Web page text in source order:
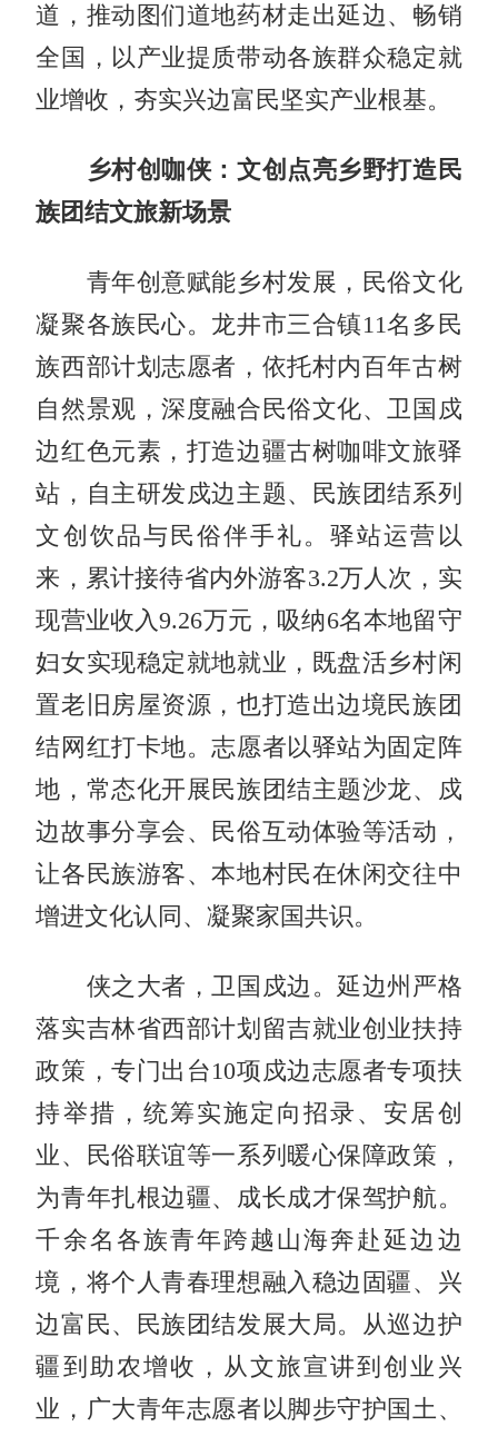
道，推动图们道地药材走出延边、畅销
全国，以产业提质带动各族群众稳定就
业增收，夯实兴边富民坚实产业根基。
乡村创咖侠：文创点亮乡野打造民
族团结文旅新场景
青年创意赋能乡村发展，民俗文化
凝聚各族民心。龙井市三合镇11名多民
族西部计划志愿者，依托村内百年古树
自然景观，深度融合民俗文化、卫国戍
边红色元素，打造边疆古树咖啡文旅驿
站，自主研发戍边主题、民族团结系列
文创饮品与民俗伴手礼。驿站运营以
来，累计接待省内外游客3.2万人次，实
现营业收入9.26万元，吸纳6名本地留守
妇女实现稳定就地就业，既盘活乡村闲
置老旧房屋资源，也打造出边境民族团
结网红打卡地。志愿者以驿站为固定阵
地，常态化开展民族团结主题沙龙、戍
边故事分享会、民俗互动体验等活动，
让各民族游客、本地村民在休闲交往中
增进文化认同、凝聚家国共识。
侠之大者，卫国戍边。延边州严格
落实吉林省西部计划留吉就业创业扶持
政策，专门出台10项戍边志愿者专项扶
持举措，统筹实施定向招录、安居创
业、民俗联谊等一系列暖心保障政策，
为青年扎根边疆、成长成才保驾护航。
千余名各族青年跨越山海奔赴延边边
境，将个人青春理想融入稳边固疆、兴
边富民、民族团结发展大局。从巡边护
疆到助农增收，从文旅宣讲到创业兴
业，广大青年志愿者以脚步守护国土、